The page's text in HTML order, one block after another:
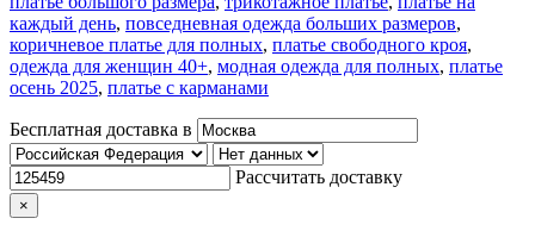
каждый день, повседневная одежда больших размеров,
коричневое платье для полных, платье свободного кроя,
одежда для женщин 40+, модная одежда для полных, платье
осень 2025, платье с карманами
Бесплатная доставка в
Рассчитать доставку
×